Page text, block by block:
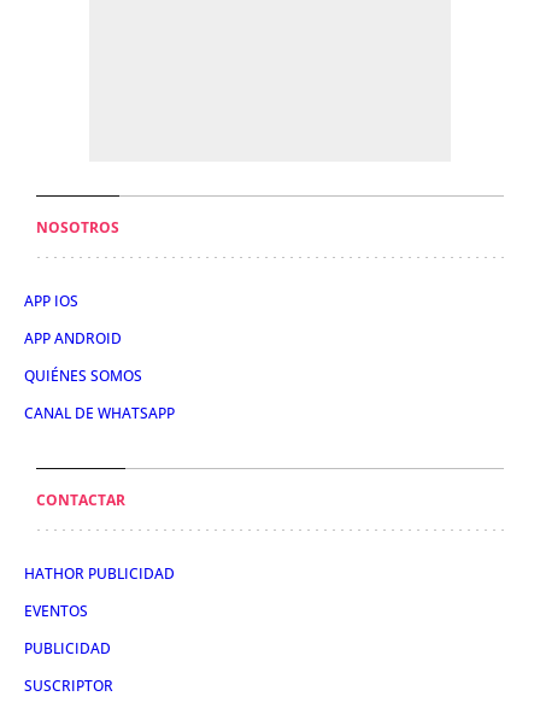
NOSOTROS
APP IOS
APP ANDROID
QUIÉNES SOMOS
CANAL DE WHATSAPP
CONTACTAR
HATHOR PUBLICIDAD
EVENTOS
PUBLICIDAD
SUSCRIPTOR